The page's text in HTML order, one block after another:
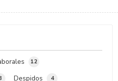
12
Despidos 4
esto nos parece un problema